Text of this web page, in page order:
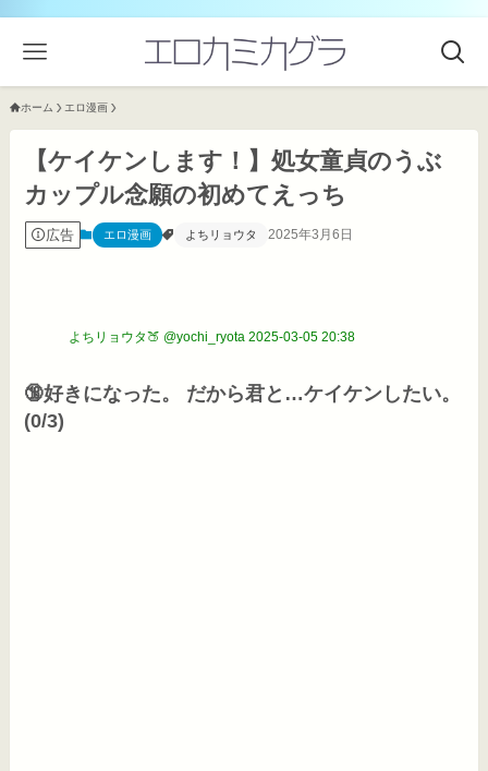
ホーム エロ漫画
【ケイケンします！】処女童貞のうぶ
カップル念願の初めてえっち
広告 エロ漫画 よちリョウタ 2025年3月6日
よちリョウタ🍑 @yochi_ryota 2025-03-05 20:38
🔞好きになった。 だから君と…ケイケンしたい。
(0/3)